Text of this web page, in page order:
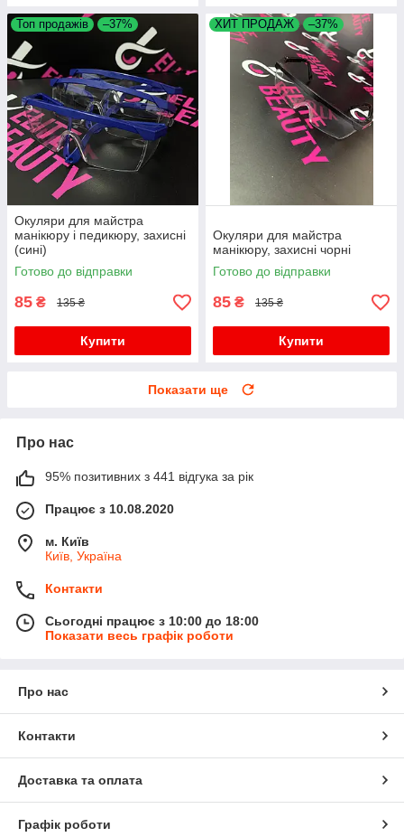
Топ продажів –37%
Окуляри для майстра
манікюру і педикюру, захисні
(сині)
Готово до відправки
85 ₴ 135 ₴
Купити
ХИТ ПРОДАЖ –37%
Окуляри для майстра
манікюру, захисні чорні
Готово до відправки
85 ₴ 135 ₴
Купити
Показати ще
Про нас
95% позитивних з 441 відгука за рік
Працює з 10.08.2020
м. Київ
Київ, Україна
Контакти
Сьогодні працює з 10:00 до 18:00
Показати весь графік роботи
Про нас
Контакти
Доставка та оплата
Графік роботи